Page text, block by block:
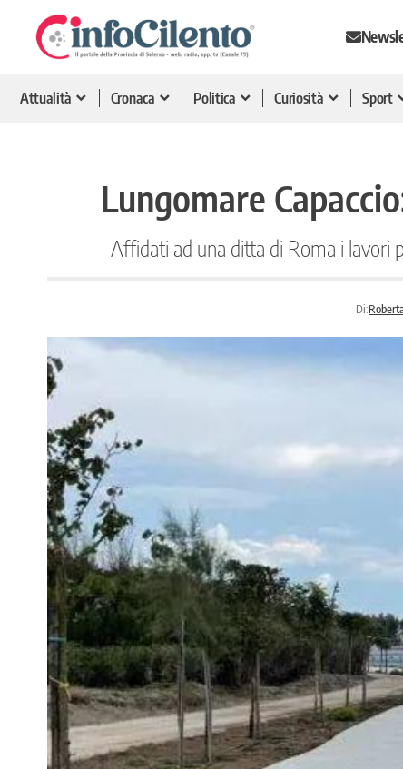
Attualità Cronaca Politica Curiosità Sport
Lungomare
Affidati ad una ditta di Roma i lavori
Di: